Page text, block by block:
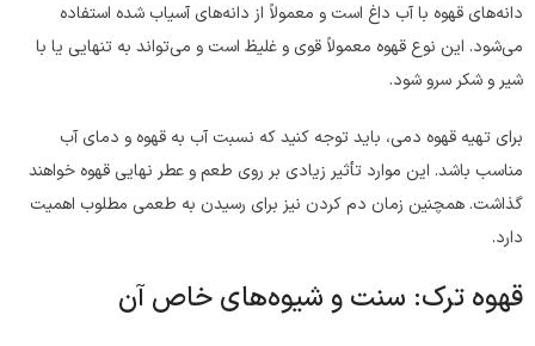
دانه‌های قهوه با آب داغ است و معمولاً از دانه‌های آسیاب شده استفاده
می‌شود. این نوع قهوه معمولاً قوی و غلیظ است و می‌تواند به تنهایی یا با
شیر و شکر سرو شود.
برای تهیه قهوه دمی، باید توجه کنید که نسبت آب به قهوه و دمای آب
مناسب باشد. این موارد تأثیر زیادی بر روی طعم و عطر نهایی قهوه خواهند
گذاشت. همچنین زمان دم کردن نیز برای رسیدن به طعمی مطلوب اهمیت
دارد.
قهوه ترک: سنت و شیوه‌های خاص آن